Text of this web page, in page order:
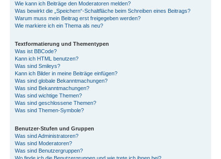
Wie kann ich Beiträge den Moderatoren melden?
Was bewirkt die „Speichern“-Schaltfläche beim Schreiben eines Beitrags?
Warum muss mein Beitrag erst freigegeben werden?
Wie markiere ich ein Thema als neu?
Textformatierung und Thementypen
Was ist BBCode?
Kann ich HTML benutzen?
Was sind Smileys?
Kann ich Bilder in meine Beiträge einfügen?
Was sind globale Bekanntmachungen?
Was sind Bekanntmachungen?
Was sind wichtige Themen?
Was sind geschlossene Themen?
Was sind Themen-Symbole?
Benutzer-Stufen und Gruppen
Was sind Administratoren?
Was sind Moderatoren?
Was sind Benutzergruppen?